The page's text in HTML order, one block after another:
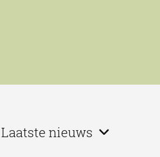
Laatste nieuws